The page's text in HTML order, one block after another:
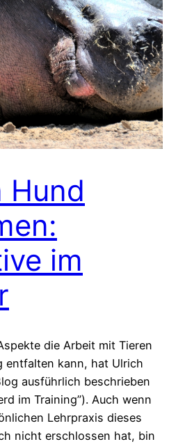
Hund
im
die Arbeit mit Tieren
entfalten kann, hat Ulrich
ausführlich beschrieben
im Training”). Auch wenn
Lehrpraxis dieses
nicht erschlossen hat, bin